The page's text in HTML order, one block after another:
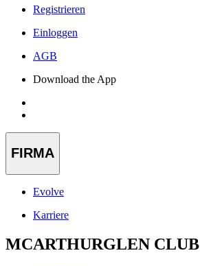
Registrieren
Einloggen
AGB
Download the App
FIRMA
Evolve
Karriere
MCARTHURGLEN CLUB